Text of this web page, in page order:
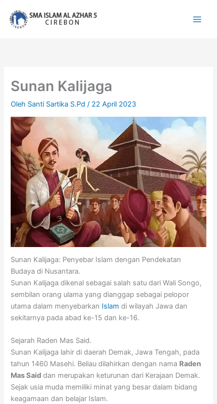
konten
Sunan Kalijaga
Oleh Santi Sartika S.Pd/ 22 April 2023
Sunan Kalijaga: Penyebar Islam dengan Pendekatan
Budaya di Nusantara.
Sunan Kalijaga dikenal sebagai salah satu dari Wali Songo,
sembilan orang ulama yang dianggap sebagai pelopor
utama dalam menyebarkan Islam di wilayah Jawa dan
sekitarnya pada abad ke-15 dan ke-16.
Sejarah Raden Mas Said.
Sunan Kalijaga lahir di daerah Demak, Jawa Tengah, pada
tahun 1460 Masehi. Beliau dilahirkan dengan nama Raden
Mas Said dan merupakan keturunan dari Kerajaan Demak.
Sejak usia muda memiliki minat yang besar dalam bidang
keagamaan dan belajar Islam.